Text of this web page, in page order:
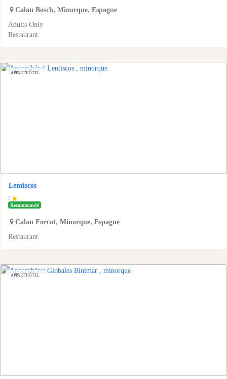
Calan Bosch, Minorque, Espagne
Adults Only
Restaurant
APPART'HÔTEL
Lentiscos
2
Recommandé
Calan Forcat, Minorque, Espagne
Restaurant
APPART'HÔTEL